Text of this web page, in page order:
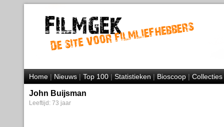
Home|Nieuws|Top 100|Statistieken|Bioscoop|Collecties
John Buijsman
Leeftijd: 73 jaar